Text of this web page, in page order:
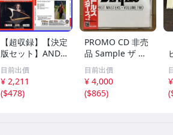
【超収録】【決定
版セット】ANDR
EAS VOLLENWEI
DER CD1+2+3 厳
選プレミア音源集
MP3CD-DLVer 3
目前出價
¥ 2,211
($478)
PROMO CD 非売
品 Sample ザ ビ
ートルズ パスト
マスターズ VOL.2
CP32-5602 THE
BEATLES / PAST
目前出價
¥ 4,000
($865)
(